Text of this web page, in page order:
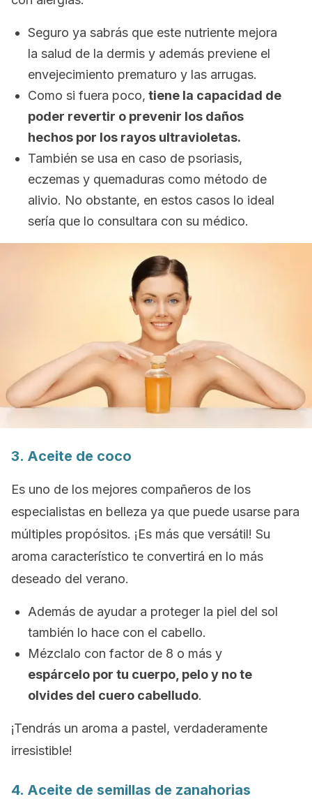
Seguro ya sabrás que este nutriente mejora
la salud de la dermis y además previene el
envejecimiento prematuro y las arrugas.
Como si fuera poco, tiene la capacidad de
poder revertir o prevenir los daños
hechos por los rayos ultravioletas.
También se usa en caso de psoriasis,
eczemas y quemaduras como método de
alivio. No obstante, en estos casos lo ideal
sería que lo consultara con su médico.
3. Aceite de coco
Es uno de los mejores compañeros de los
especialistas en belleza ya que puede usarse para
múltiples propósitos. ¡Es más que versátil! Su
aroma característico te convertirá en lo más
deseado del verano.
Además de ayudar a proteger la piel del sol
también lo hace con el cabello.
Mézclalo con factor de 8 o más y
espárcelo por tu cuerpo, pelo y no te
olvides del cuero cabelludo.
¡Tendrás un aroma a pastel, verdaderamente
irresistible!
4. Aceite de semillas de zanahorias